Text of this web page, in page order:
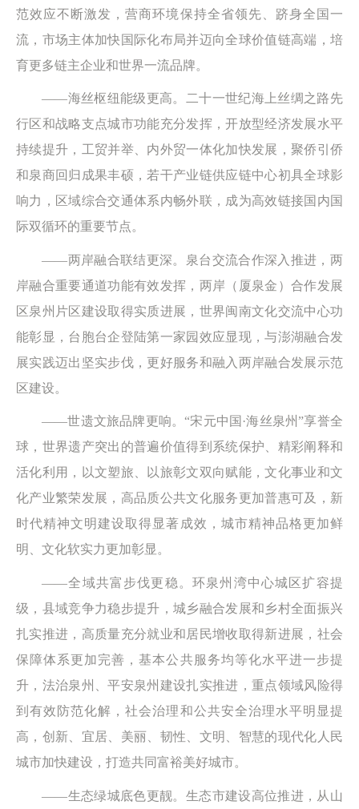
范效应不断激发，营商环境保持全省领先、跻身全国一
流，市场主体加快国际化布局并迈向全球价值链高端，培
育更多链主企业和世界一流品牌。
——海丝枢纽能级更高。二十一世纪海上丝绸之路先
行区和战略支点城市功能充分发挥，开放型经济发展水平
持续提升，工贸并举、内外贸一体化加快发展，聚侨引侨
和泉商回归成果丰硕，若干产业链供应链中心初具全球影
响力，区域综合交通体系内畅外联，成为高效链接国内国
际双循环的重要节点。
——两岸融合联结更深。泉台交流合作深入推进，两
岸融合重要通道功能有效发挥，两岸（厦泉金）合作发展
区泉州片区建设取得实质进展，世界闽南文化交流中心功
能彰显，台胞台企登陆第一家园效应显现，与澎湖融合发
展实践迈出坚实步伐，更好服务和融入两岸融合发展示范
区建设。
——世遗文旅品牌更响。“宋元中国·海丝泉州”享誉全
球，世界遗产突出的普遍价值得到系统保护、精彩阐释和
活化利用，以文塑旅、以旅彰文双向赋能，文化事业和文
化产业繁荣发展，高品质公共文化服务更加普惠可及，新
时代精神文明建设取得显著成效，城市精神品格更加鲜
明、文化软实力更加彰显。
——全域共富步伐更稳。环泉州湾中心城区扩容提
级，县域竞争力稳步提升，城乡融合发展和乡村全面振兴
扎实推进，高质量充分就业和居民增收取得新进展，社会
保障体系更加完善，基本公共服务均等化水平进一步提
升，法治泉州、平安泉州建设扎实推进，重点领域风险得
到有效防范化解，社会治理和公共安全治理水平明显提
高，创新、宜居、美丽、韧性、文明、智慧的现代化人民
城市加快建设，打造共同富裕美好城市。
——生态绿城底色更靓。生态市建设高位推进，从山